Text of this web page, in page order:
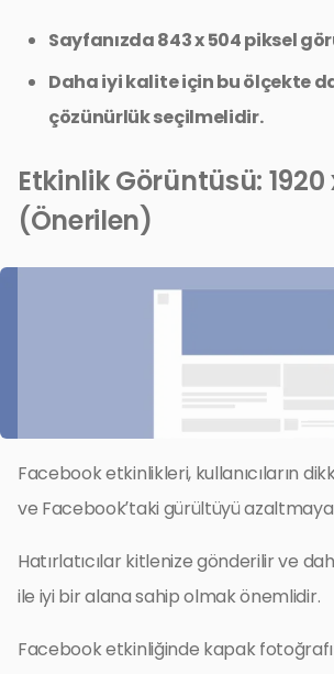
Sayfanızda 843 x 504 piksel
Daha iyi kalite için bu ölçekte
çözünürlük seçilmelidir.
Etkinlik Görüntüsü: 1920
(Önerilen)
Facebook etkinlikleri, kullanıcıların
ve Facebook’taki gürültüyü azaltmaya
Hatırlatıcılar kitlenize gönderilir ve
ile iyi bir alana sahip olmak önemlidir.
Facebook etkinliğinde kapak